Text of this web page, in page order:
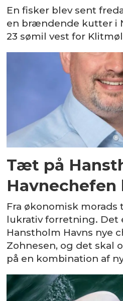
En fisker blev sent
en brændende kutter i
23 sømil vest for
Tæt på
Havnechefen
Fra økonomisk morads
lukrativ forretning. Det
Hanstholm Havns nye
Zohnesen, og det skal
på en kombination af